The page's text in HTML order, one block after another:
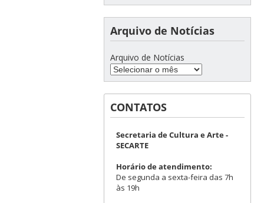
Arquivo de Notícias
Arquivo de Notícias
CONTATOS
Secretaria de Cultura e Arte -
SECARTE
Horário de atendimento:
De segunda a sexta-feira das 7h
às 19h